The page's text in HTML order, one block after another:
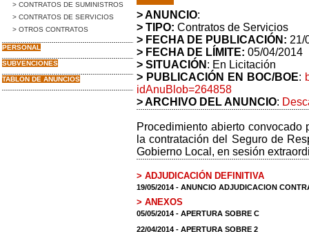
> CONTRATOS DE SUMINISTROS
> CONTRATOS DE SERVICIOS
> OTROS CONTRATOS
PERSONAL
SUBVENCIONES
TABLON DE ANUNCIOS
> ANUNCIO:
> TIPO: Contratos de Servicios
> FECHA DE PUBLICACIÓN: 21/
> FECHA DE LÍMITE: 05/04/2014
> SITUACIÓN : En Licitación
> PUBLICACIÓN EN BOC/BOE:
idAnuBlob=264858
> ARCHIVO DEL ANUNCIO:
Procedimiento abierto
la contratación del Seguro de
Gobierno Local, en sesión
> ADJUDICACIÓN DEFINITIVA
19/05/2014 - ANUNCIO ADJUDICACION
> ANEXOS
05/05/2014 - APERTURA SOBRE C
22/04/2014 - APERTURA SOBRE 2